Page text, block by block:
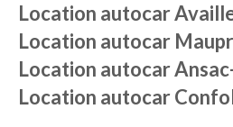
Location autocar
Location autocar
Location autocar
Location autocar